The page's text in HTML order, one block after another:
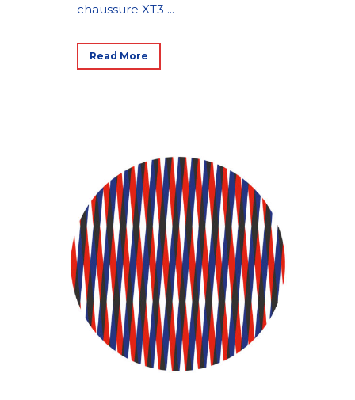
chaussure XT3 ...
Read More